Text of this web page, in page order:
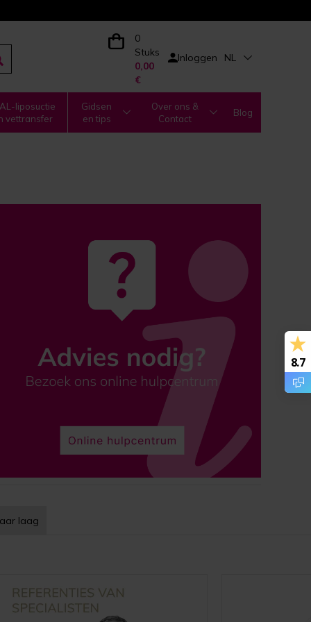
0
Stuks
0,00
€
Inloggen NL
liposuctie
vettransfer
Gidsen
en tips
Over ons &
Contact
Blog
laag
8.7